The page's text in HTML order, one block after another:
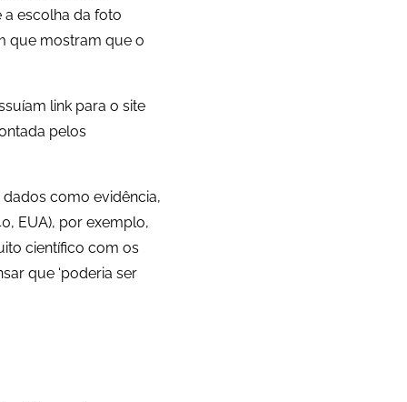
escolha da foto
que mostram que o
link para o site
pelos
como evidência,
EUA), por exemplo,
científico com os
que ‘poderia ser